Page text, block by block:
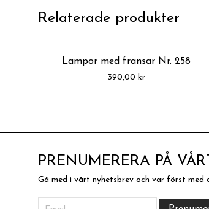
Relaterade produkter
Lampor med fransar Nr. 258
390,00 kr
PRENUMERERA PÅ
Gå med i vårt nyhetsbrev och var först